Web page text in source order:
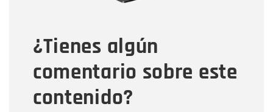
¿Tienes algún
comentario sobre este
contenido?
Mensaje